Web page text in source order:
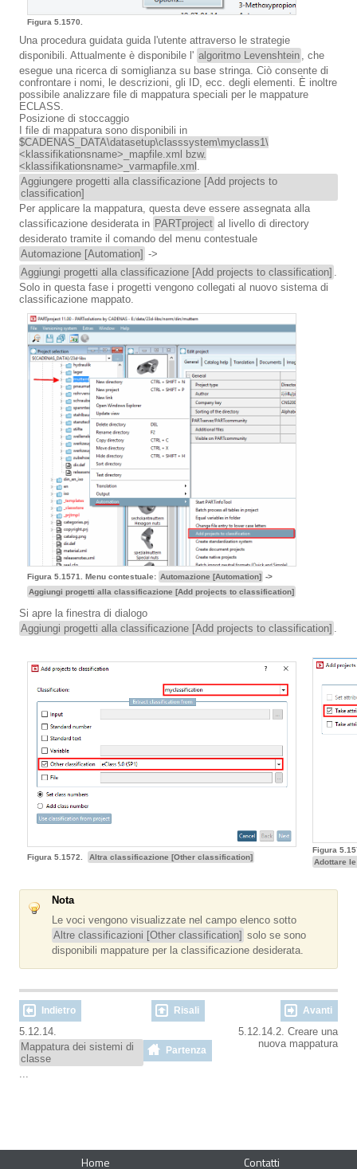
Figura 5.1570.
Una procedura guidata guida l'utente attraverso le strategie
disponibili. Attualmente è disponibile l' algoritmo Levenshtein , che
esegue una ricerca di somiglianza su base stringa. Ciò consente di
confrontare i nomi, le descrizioni, gli ID, ecc. degli elementi. È inoltre
possibile analizzare file di mappatura speciali per le mappature
ECLASS.
Posizione di stoccaggio
I file di mappatura sono disponibili in
$CADENAS_DATA\datasetup\classsystem\myclass1\
<klassifikationsname>_mapfile.xml bzw.
<klassifikationsname>_varmapfile.xml .
Aggiungere progetti alla classificazione [Add projects to
classification]
Per applicare la mappatura, questa deve essere assegnata alla
classificazione desiderata in PARTproject al livello di directory
desiderato tramite il comando del menu contestuale
Automazione [Automation] ->
Aggiungi progetti alla classificazione [Add projects to classification] .
Solo in questa fase i progetti vengono collegati al nuovo sistema di
classificazione mappato.
Figura 5.1571. Menu contestuale: Automazione [Automation] ->
Aggiungi progetti alla classificazione [Add projects to classification]
Si apre la finestra di dialogo
Aggiungi progetti alla classificazione [Add projects to classification]
Figura 5.1572. Altra classificazione [Other classification]
Figura
Adottare
Nota
Le voci vengono visualizzate nel campo elenco sotto
Altre classificazioni [Other classification] solo se sono
disponibili mappature per la classificazione desiderata.
Indietro Risali Avanti
5.12.14.
Mappatura dei sistemi di
classe
Partenza
5.12.14.2. Creare una
nuova mappatura
Home Contatti